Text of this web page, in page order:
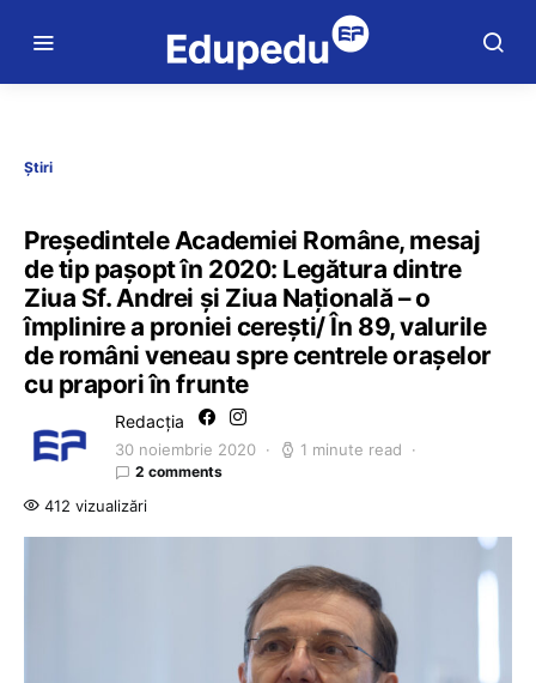
Știri
Președintele Academiei Române, mesaj
de tip pașopt în 2020: Legătura dintre
Ziua Sf. Andrei și Ziua Națională – o
împlinire a proniei cerești/ În 89, valurile
de români veneau spre centrele oraşelor
cu prapori în frunte
Redacția
30 noiembrie 2020 1 minute read
2 comments
412 vizualizări